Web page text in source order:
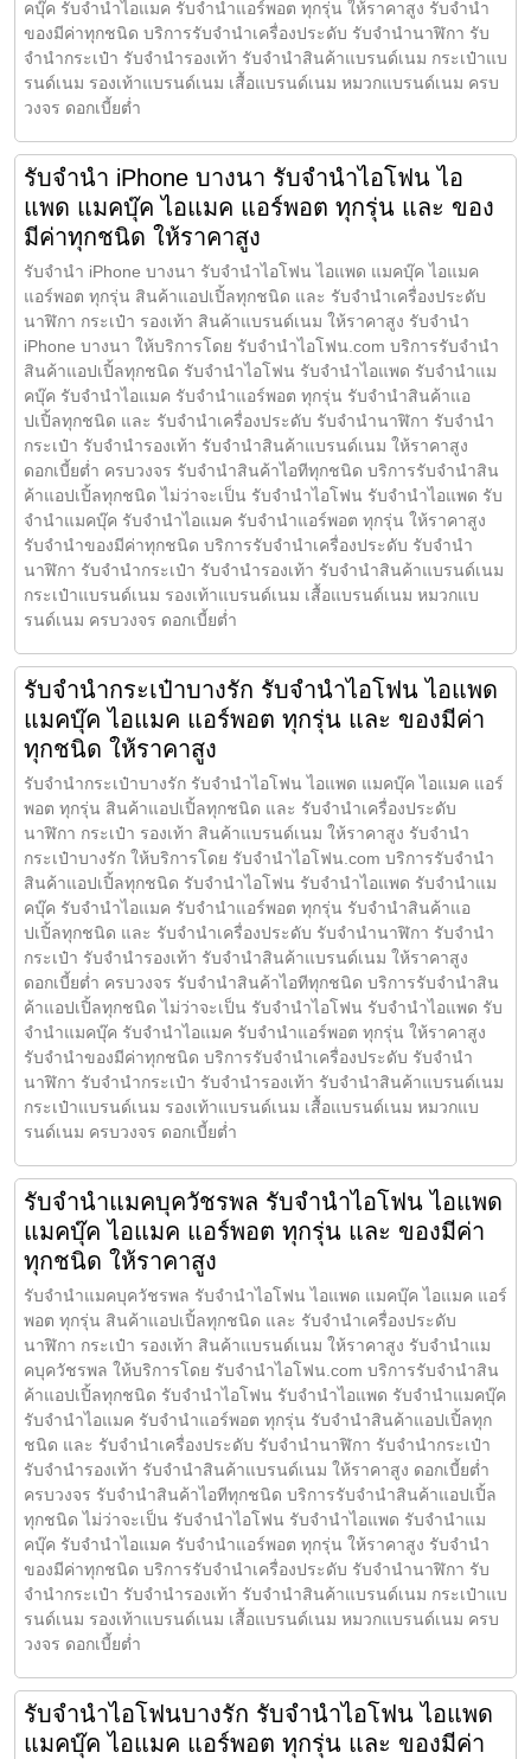
คบุ๊ค รับจำนำไอแมค รับจำนำแอร์พอต ทุกรุ่น ให้ราคาสูง รับจำนำ
ของมีค่าทุกชนิด บริการรับจำนำเครื่องประดับ รับจำนำนาฬิกา รับ
จำนำกระเป๋า รับจำนำรองเท้า รับจำนำสินค้าแบรนด์เนม กระเป๋าแบ
รนด์เนม รองเท้าแบรนด์เนม เสื้อแบรนด์เนม หมวกแบรนด์เนม ครบ
วงจร ดอกเบี้ยต่ำ
รับจำนำ iPhone บางนา รับจำนำไอโฟน ไอ
แพด แมคบุ๊ค ไอแมค แอร์พอต ทุกรุ่น และ ของ
มีค่าทุกชนิด ให้ราคาสูง
รับจำนำ iPhone บางนา รับจำนำไอโฟน ไอแพด แมคบุ๊ค ไอแมค
แอร์พอต ทุกรุ่น สินค้าแอปเปิ้ลทุกชนิด และ รับจำนำเครื่องประดับ
นาฬิกา กระเป๋า รองเท้า สินค้าแบรนด์เนม ให้ราคาสูง รับจำนำ
iPhone บางนา ให้บริการโดย รับจํานําไอโฟน.com บริการรับจำนำ
สินค้าแอปเปิ้ลทุกชนิด รับจำนำไอโฟน รับจำนำไอแพด รับจำนำแม
คบุ๊ค รับจำนำไอแมค รับจำนำแอร์พอต ทุกรุ่น รับจำนำสินค้าแอ
ปเปิ้ลทุกชนิด และ รับจำนำเครื่องประดับ รับจำนำนาฬิกา รับจำนำ
กระเป๋า รับจำนำรองเท้า รับจำนำสินค้าแบรนด์เนม ให้ราคาสูง
ดอกเบี้ยต่ำ ครบวงจร รับจำนำสินค้าไอทีทุกชนิด บริการรับจำนำสิน
ค้าแอปเปิ้ลทุกชนิด ไม่ว่าจะเป็น รับจำนำไอโฟน รับจำนำไอแพด รับ
จำนำแมคบุ๊ค รับจำนำไอแมค รับจำนำแอร์พอต ทุกรุ่น ให้ราคาสูง
รับจำนำของมีค่าทุกชนิด บริการรับจำนำเครื่องประดับ รับจำนำ
นาฬิกา รับจำนำกระเป๋า รับจำนำรองเท้า รับจำนำสินค้าแบรนด์เนม
กระเป๋าแบรนด์เนม รองเท้าแบรนด์เนม เสื้อแบรนด์เนม หมวกแบ
รนด์เนม ครบวงจร ดอกเบี้ยต่ำ
รับจำนำกระเป๋าบางรัก รับจำนำไอโฟน ไอแพด
แมคบุ๊ค ไอแมค แอร์พอต ทุกรุ่น และ ของมีค่า
ทุกชนิด ให้ราคาสูง
รับจำนำกระเป๋าบางรัก รับจำนำไอโฟน ไอแพด แมคบุ๊ค ไอแมค แอร์
พอต ทุกรุ่น สินค้าแอปเปิ้ลทุกชนิด และ รับจำนำเครื่องประดับ
นาฬิกา กระเป๋า รองเท้า สินค้าแบรนด์เนม ให้ราคาสูง รับจำนำ
กระเป๋าบางรัก ให้บริการโดย รับจํานําไอโฟน.com บริการรับจำนำ
สินค้าแอปเปิ้ลทุกชนิด รับจำนำไอโฟน รับจำนำไอแพด รับจำนำแม
คบุ๊ค รับจำนำไอแมค รับจำนำแอร์พอต ทุกรุ่น รับจำนำสินค้าแอ
ปเปิ้ลทุกชนิด และ รับจำนำเครื่องประดับ รับจำนำนาฬิกา รับจำนำ
กระเป๋า รับจำนำรองเท้า รับจำนำสินค้าแบรนด์เนม ให้ราคาสูง
ดอกเบี้ยต่ำ ครบวงจร รับจำนำสินค้าไอทีทุกชนิด บริการรับจำนำสิน
ค้าแอปเปิ้ลทุกชนิด ไม่ว่าจะเป็น รับจำนำไอโฟน รับจำนำไอแพด รับ
จำนำแมคบุ๊ค รับจำนำไอแมค รับจำนำแอร์พอต ทุกรุ่น ให้ราคาสูง
รับจำนำของมีค่าทุกชนิด บริการรับจำนำเครื่องประดับ รับจำนำ
นาฬิกา รับจำนำกระเป๋า รับจำนำรองเท้า รับจำนำสินค้าแบรนด์เนม
กระเป๋าแบรนด์เนม รองเท้าแบรนด์เนม เสื้อแบรนด์เนม หมวกแบ
รนด์เนม ครบวงจร ดอกเบี้ยต่ำ
รับจำนำแมคบุควัชรพล รับจำนำไอโฟน ไอแพด
แมคบุ๊ค ไอแมค แอร์พอต ทุกรุ่น และ ของมีค่า
ทุกชนิด ให้ราคาสูง
รับจำนำแมคบุควัชรพล รับจำนำไอโฟน ไอแพด แมคบุ๊ค ไอแมค แอร์
พอต ทุกรุ่น สินค้าแอปเปิ้ลทุกชนิด และ รับจำนำเครื่องประดับ
นาฬิกา กระเป๋า รองเท้า สินค้าแบรนด์เนม ให้ราคาสูง รับจำนำแม
คบุควัชรพล ให้บริการโดย รับจํานําไอโฟน.com บริการรับจำนำสิน
ค้าแอปเปิ้ลทุกชนิด รับจำนำไอโฟน รับจำนำไอแพด รับจำนำแมคบุ๊ค
รับจำนำไอแมค รับจำนำแอร์พอต ทุกรุ่น รับจำนำสินค้าแอปเปิ้ลทุก
ชนิด และ รับจำนำเครื่องประดับ รับจำนำนาฬิกา รับจำนำกระเป๋า
รับจำนำรองเท้า รับจำนำสินค้าแบรนด์เนม ให้ราคาสูง ดอกเบี้ยต่ำ
ครบวงจร รับจำนำสินค้าไอทีทุกชนิด บริการรับจำนำสินค้าแอปเปิ้ล
ทุกชนิด ไม่ว่าจะเป็น รับจำนำไอโฟน รับจำนำไอแพด รับจำนำแม
คบุ๊ค รับจำนำไอแมค รับจำนำแอร์พอต ทุกรุ่น ให้ราคาสูง รับจำนำ
ของมีค่าทุกชนิด บริการรับจำนำเครื่องประดับ รับจำนำนาฬิกา รับ
จำนำกระเป๋า รับจำนำรองเท้า รับจำนำสินค้าแบรนด์เนม กระเป๋าแบ
รนด์เนม รองเท้าแบรนด์เนม เสื้อแบรนด์เนม หมวกแบรนด์เนม ครบ
วงจร ดอกเบี้ยต่ำ
รับจำนำไอโฟนบางรัก รับจำนำไอโฟน ไอแพด
แมคบุ๊ค ไอแมค แอร์พอต ทุกรุ่น และ ของมีค่า